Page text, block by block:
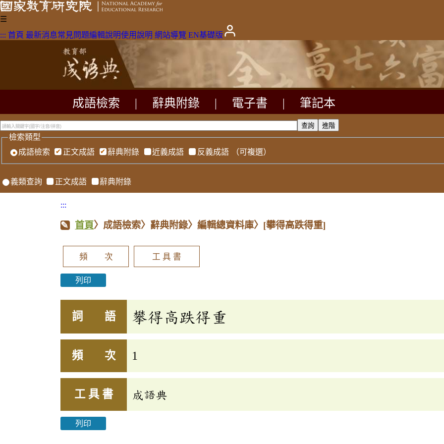
☰
::: 首頁 最新消息常見問題編輯說明使用說明 網站導覽 EN基礎版
成語檢索 辭典附錄 電子書 筆記本
檢索類型
成語檢索
正文成語 辭典附錄 近義成語 反義成語 （可複選）
義類查詢 正文成語 辭典附錄
:::
首頁〉成語檢索〉辭典附錄〉編輯總資料庫〉 [攀得高跌得重]
頻 次 工 具 書
列印
詞 語 攀得高跌得重
頻 次 1
工 具 書 成語典
列印